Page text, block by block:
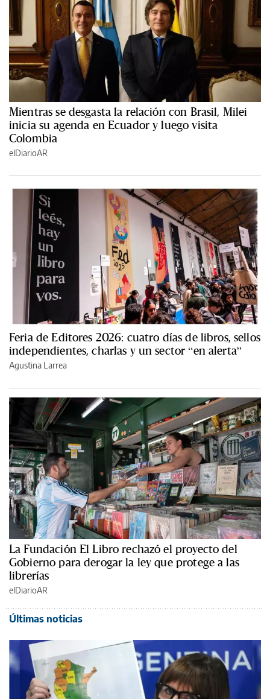
Mientras se desgasta la relación con Brasil, Milei
inicia su agenda en Ecuador y luego visita
Colombia
elDiarioAR
Feria de Editores 2026: cuatro días de libros, sellos
independientes, charlas y un sector “en alerta”
Agustina Larrea
La Fundación El Libro rechazó el proyecto del
Gobierno para derogar la ley que protege a las
librerías
elDiarioAR
Últimas noticias